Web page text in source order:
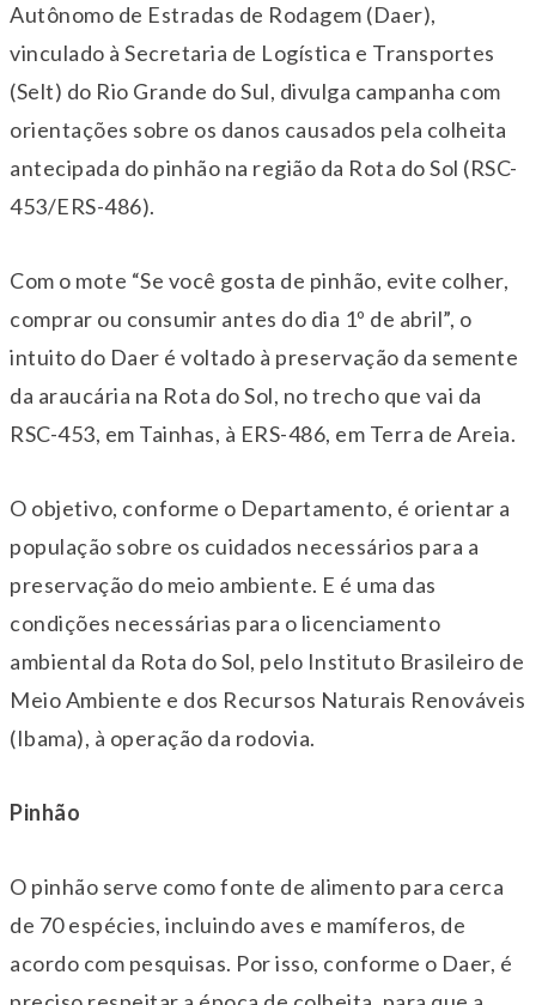
Autônomo de Estradas de Rodagem (Daer),
vinculado à Secretaria de Logística e Transportes
(Selt) do Rio Grande do Sul, divulga campanha com
orientações sobre os danos causados pela colheita
antecipada do pinhão na região da Rota do Sol (RSC-
453/ERS-486).
Com o mote “Se você gosta de pinhão, evite colher,
comprar ou consumir antes do dia 1º de abril”, o
intuito do Daer é voltado à preservação da semente
da araucária na Rota do Sol, no trecho que vai da
RSC-453, em Tainhas, à ERS-486, em Terra de Areia.
O objetivo, conforme o Departamento, é orientar a
população sobre os cuidados necessários para a
preservação do meio ambiente. E é uma das
condições necessárias para o licenciamento
ambiental da Rota do Sol, pelo Instituto Brasileiro de
Meio Ambiente e dos Recursos Naturais Renováveis
(Ibama), à operação da rodovia.
Pinhão
O pinhão serve como fonte de alimento para cerca
de 70 espécies, incluindo aves e mamíferos, de
acordo com pesquisas. Por isso, conforme o Daer, é